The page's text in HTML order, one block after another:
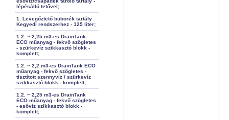
lépésálló tetővel;
1. Levegőztető buborék tartály
Kegyedi rendszerhez - 125 liter;
1.2. ~ 2,25 m3-es DrainTank
ECO műanyag - fekvő szögletes
- szürkevíz szikkasztó blokk -
komplett;
1.2. ~ 2,2 m3-es DrainTank ECO
műanyag - fekvő szögletes -
tisztított szennyvíz / szürkevíz
szikkasztó blokk - komplett;
1.2. ~ 2,25 m3-es DrainTank
ECO műanyag - fekvő szögletes
- esővíz szikkasztó blokk -
komplett;